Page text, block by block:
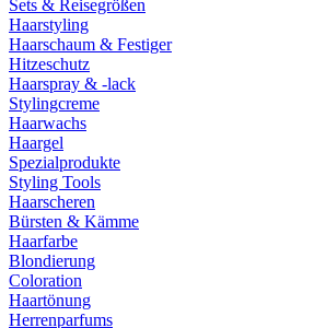
Sets & Reisegrößen
Haarstyling
Haarschaum & Festiger
Hitzeschutz
Haarspray & -lack
Stylingcreme
Haarwachs
Haargel
Spezialprodukte
Styling Tools
Haarscheren
Bürsten & Kämme
Haarfarbe
Blondierung
Coloration
Haartönung
Herrenparfums